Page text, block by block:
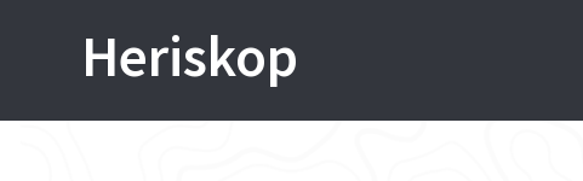
Heriskop